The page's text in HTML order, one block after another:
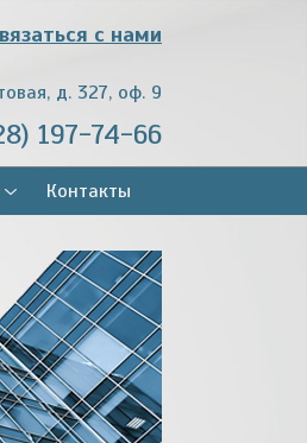
с нами
д. 327, оф. 9
197-74-66
Контакты